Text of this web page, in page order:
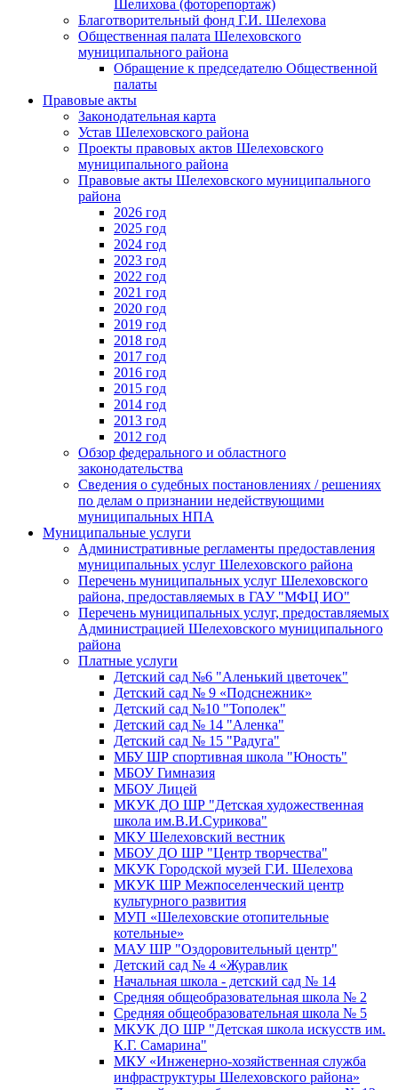
Шелихова (фоторепортаж)
Благотворительный фонд Г.И. Шелехова
Общественная палата Шелеховского
муниципального района
Обращение к председателю Общественной
палаты
Правовые акты
Законодательная карта
Устав Шелеховского района
Проекты правовых актов Шелеховского
муниципального района
Правовые акты Шелеховского муниципального
района
2026 год
2025 год
2024 год
2023 год
2022 год
2021 год
2020 год
2019 год
2018 год
2017 год
2016 год
2015 год
2014 год
2013 год
2012 год
Обзор федерального и областного
законодательства
Сведения о судебных постановлениях / решениях
по делам о признании недействующими
муниципальных НПА
Муниципальные услуги
Административные регламенты предоставления
муниципальных услуг Шелеховского района
Перечень муниципальных услуг Шелеховского
района, предоставляемых в ГАУ "МФЦ ИО"
Перечень муниципальных услуг, предоставляемых
Администрацией Шелеховского муниципального
района
Платные услуги
Детский сад №6 "Аленький цветочек"
Детский сад № 9 «Подснежник»
Детский сад №10 "Тополек"
Детский сад № 14 "Аленка"
Детский сад № 15 "Радуга"
МБУ ШР спортивная школа "Юность"
МБОУ Гимназия
МБОУ Лицей
МКУК ДО ШР "Детская художественная
школа им.В.И.Сурикова"
МКУ Шелеховский вестник
МБОУ ДО ШР "Центр творчества"
МКУК Городской музей Г.И. Шелехова
МКУК ШР Межпоселенческий центр
культурного развития
МУП «Шелеховские отопительные
котельные»
МАУ ШР "Оздоровительный центр"
Детский сад № 4 «Журавлик
Начальная школа - детский сад № 14
Средняя общеобразовательная школа № 2
Средняя общеобразовательная школа № 5
МКУК ДО ШР "Детская школа искусств им.
К.Г. Самарина"
МКУ «Инженерно-хозяйственная служба
инфраструктуры Шелеховского района»